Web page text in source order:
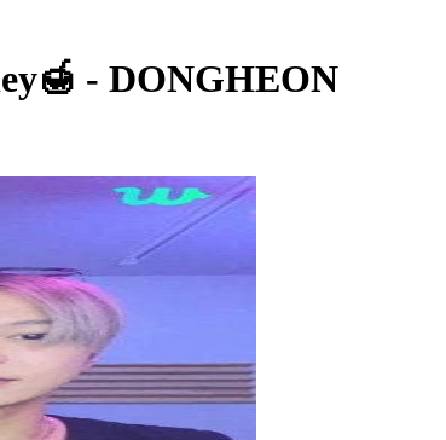
- DONGHEON